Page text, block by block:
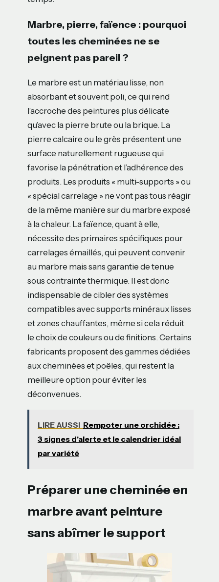
Marbre, pierre, faïence : pourquoi
toutes les cheminées ne se
peignent pas pareil ?
Le marbre est un matériau lisse, non
absorbant et souvent poli, ce qui rend
l’accroche des peintures plus délicate
qu’avec la pierre brute ou la brique. La
pierre calcaire ou le grès présentent une
surface naturellement rugueuse qui
favorise la pénétration et l’adhérence des
produits. Les produits « multi-supports » ou
« spécial carrelage » ne vont pas tous réagir
de la même manière sur du marbre exposé
à la chaleur. La faïence, quant à elle,
nécessite des primaires spécifiques pour
carrelages émaillés, qui peuvent convenir
au marbre mais sans garantie de tenue
sous contrainte thermique. Il est donc
indispensable de cibler des systèmes
compatibles avec supports minéraux lisses
et zones chauffantes, même si cela réduit
le choix de couleurs ou de finitions. Certains
fabricants proposent des gammes dédiées
aux cheminées et poêles, qui restent la
meilleure option pour éviter les
déconvenues.
LIRE AUSSI Rempoter une orchidée :
3 signes d'alerte et le calendrier idéal
par variété
Préparer une cheminée en
marbre avant peinture
sans abîmer le support